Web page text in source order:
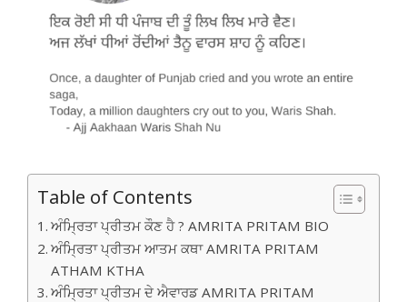
Table of Contents
ਅੰਮ੍ਰਿਤਾ ਪ੍ਰੀਤਮ ਕੌਣ ਹੈ ? AMRITA PRITAM BIO
ਅੰਮ੍ਰਿਤਾ ਪ੍ਰੀਤਮ ਆਤਮ ਕਥਾ AMRITA PRITAM
ATHAM KTHA
ਅੰਮ੍ਰਿਤਾ ਪ੍ਰੀਤਮ ਦੇ ਐਵਾਰਡ AMRITA PRITAM